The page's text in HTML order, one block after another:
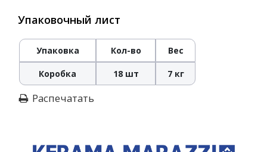
Упаковочный лист
Упаковка Кол-во Вес
Коробка 18 шт 7 кг
Распечатать